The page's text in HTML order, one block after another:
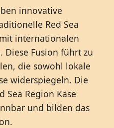
innovative
Red Sea
internationalen
Diese Fusion führt zu
die sowohl lokale
widerspiegeln. Die
Sea Region Käse
und bilden das